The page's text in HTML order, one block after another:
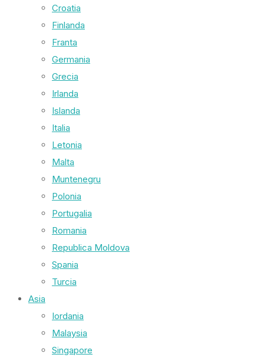
Croatia
Finlanda
Franta
Germania
Grecia
Irlanda
Islanda
Italia
Letonia
Malta
Muntenegru
Polonia
Portugalia
Romania
Republica Moldova
Spania
Turcia
Asia
Iordania
Malaysia
Singapore